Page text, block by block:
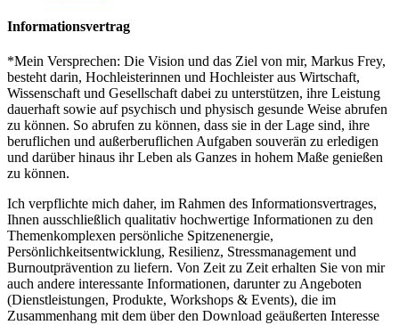
Informationsvertrag
*Mein Versprechen: Die Vision und das Ziel von mir, Markus Frey,
besteht darin, Hochleisterinnen und Hochleister aus Wirtschaft,
Wissenschaft und Gesellschaft dabei zu unterstützen, ihre Leistung
dauerhaft sowie auf psychisch und physisch gesunde Weise abrufen
zu können. So abrufen zu können, dass sie in der Lage sind, ihre
beruflichen und außerberuflichen Aufgaben souverän zu erledigen
und darüber hinaus ihr Leben als Ganzes in hohem Maße genießen
zu können.
Ich verpflichte mich daher, im Rahmen des Informationsvertrages,
Ihnen ausschließlich qualitativ hochwertige Informationen zu den
Themenkomplexen persönliche Spitzenenergie,
Persönlichkeitsentwicklung, Resilienz, Stressmanagement und
Burnoutprävention zu liefern. Von Zeit zu Zeit erhalten Sie von mir
auch andere interessante Informationen, darunter zu Angeboten
(Dienstleistungen, Produkte, Workshops & Events), die im
Zusammenhang mit dem über den Download geäußerten Interesse